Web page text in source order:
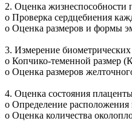
2. Оценка жизнеспособности
o Проверка сердцебиения
o Оценка размеров и формы
3. Измерение
o Копчико-теменной размер
o Оценка размеров
4. Оценка состояния
o Определение
o Оценка количества